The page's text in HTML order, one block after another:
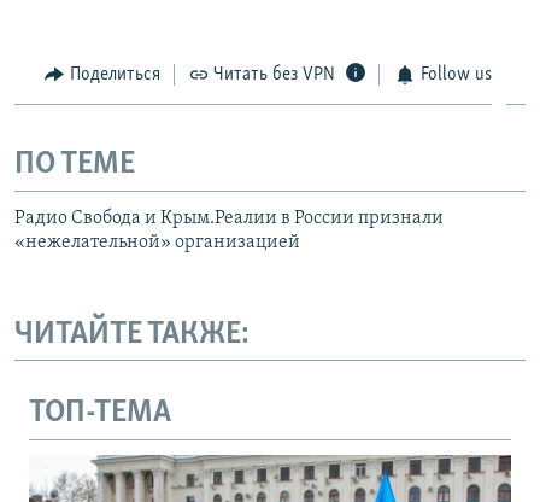
Поделиться Читать без VPN Follow us
ПО ТЕМЕ
Радио Свобода и Крым.Реалии в России признали
«нежелательной» организацией
ЧИТАЙТЕ ТАКЖЕ:
ТОП-ТЕМА